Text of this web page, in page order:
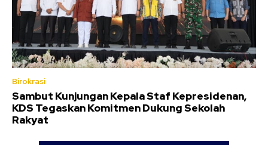
Birokrasi
Sambut Kunjungan Kepala Staf Kepresidenan,
KDS Tegaskan Komitmen Dukung Sekolah
Rakyat